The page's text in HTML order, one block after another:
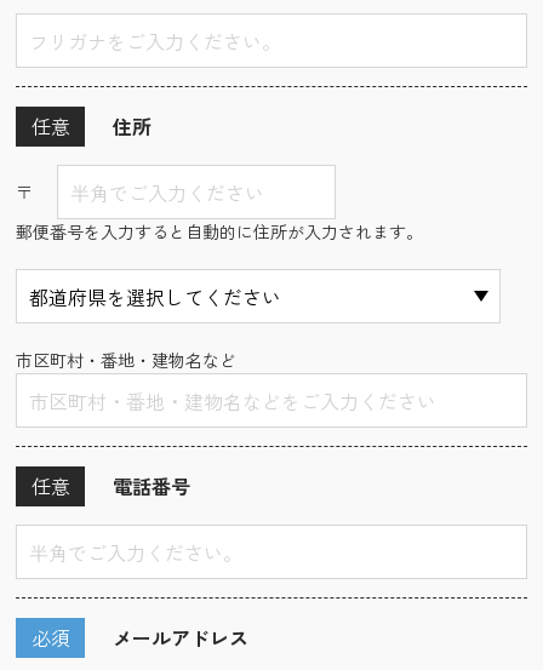
住所
任意
〒
郵便番号を入力すると自動的に住所が入力されます。
市区町村・番地・建物名など
電話番号
任意
メールアドレス
必須